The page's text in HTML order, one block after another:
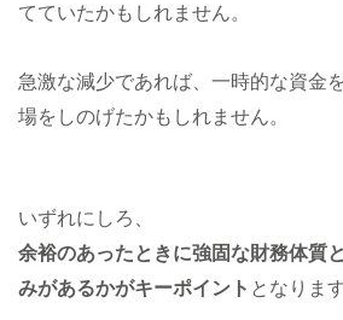
てていたかもしれません。
急激な減少であれば、一時的な資金
場をしのげたかもしれません。
いずれにしろ、
余裕のあったときに強固な財務体質
みがあるかがキーポイント となります